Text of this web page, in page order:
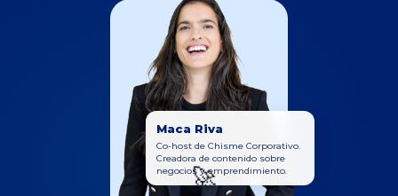
🚀
Maca Riva
Co-host de Chisme Corporativo.
Creadora de contenido sobre
negocios y emprendimiento.